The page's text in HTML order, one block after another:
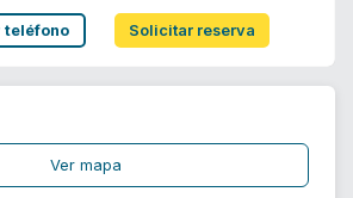
Soporte
teléfono Solicitar reserva
Ver mapa